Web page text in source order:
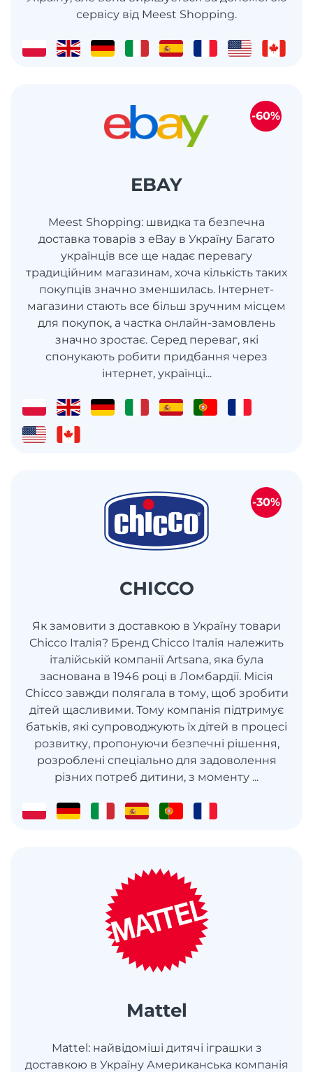
сервісу від Meest Shopping.
EBAY
Meest Shopping: швидка та безпечна
доставка товарів з eBay в Україну Багато
українців все ще надає перевагу
традиційним магазинам, хоча кількість таких
покупців значно зменшилась. Інтернет-
магазини стають все більш зручним місцем
для покупок, а частка онлайн-замовлень
значно зростає. Серед переваг, які
спонукають робити придбання через
інтернет, українці...
-60%
CHICCO
Як замовити з доставкою в Україну товари
Chicco Італія? Бренд Chicco Італія належить
італійській компанії Artsana, яка була
заснована в 1946 році в Ломбардії. Місія
Chicco завжди полягала в тому, щоб зробити
дітей щасливими. Тому компанія підтримує
батьків, які супроводжують їх дітей в процесі
розвитку, пропонуючи безпечні рішення,
розроблені спеціально для задоволення
різних потреб дитини, з моменту ...
-30%
Mattel
Mattel: найвідоміші дитячі іграшки з
доставкою в Україну Американська компанія